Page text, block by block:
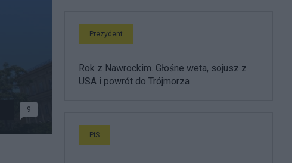
9
Prezydent
Rok z Nawrockim. Głośne weta, sojusz z
USA i powrót do Trójmorza
PiS